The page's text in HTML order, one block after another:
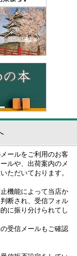
ールをご利用のお客
ルや、出荷案内のメ
ただいております。
機能によって当店か
断され、受信フォル
に振り分けられてし
受信メールもご確認